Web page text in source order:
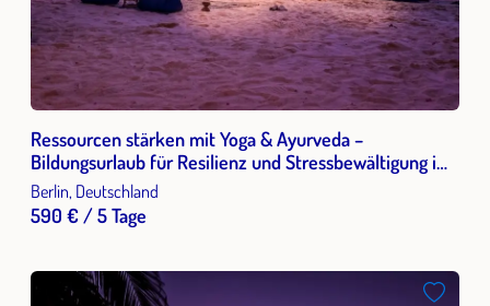
Ressourcen stärken mit Yoga & Ayurveda –
Bildungsurlaub für Resilienz und Stressbewältigung im
Berufsalltag
Berlin, Deutschland
590 € / 5 Tage